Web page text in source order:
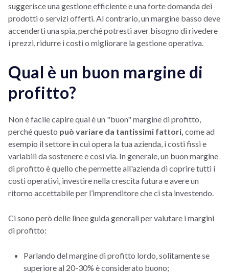
suggerisce una gestione efficiente e una forte domanda dei
prodotti o servizi offerti. Al contrario, un margine basso deve
accenderti una spia, perché potresti aver bisogno di rivedere
i prezzi, ridurre i costi o migliorare la gestione operativa.
Qual è un buon margine di
profitto?
Non è facile capire qual è un "buon" margine di profitto,
perché questo può variare da tantissimi fattori, come ad
esempio il settore in cui opera la tua azienda, i costi fissi e
variabili da sostenere e così via. In generale, un buon margine
di profitto è quello che permette all'azienda di coprire tutti i
costi operativi, investire nella crescita futura e avere un
ritorno accettabile per l’imprenditore che ci sta investendo.
Ci sono però delle linee guida generali per valutare i margini
di profitto:
Parlando del margine di profitto lordo, solitamente se
superiore al 20-30% è considerato buono;